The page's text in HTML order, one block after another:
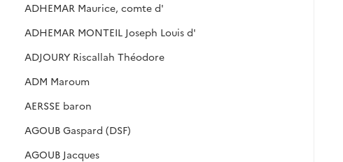
ADHEMAR Maurice, comte d'
ADHEMAR MONTEIL Joseph Louis d'
ADJOURY Riscallah Théodore
ADM Maroum
AERSSE baron
AGOUB Gaspard (DSF)
AGOUB Jacques